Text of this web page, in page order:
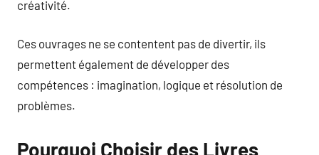
créativité.
Ces ouvrages ne se contentent pas de divertir, ils
permettent également de développer des
compétences : imagination, logique et résolution de
problèmes.
Pourquoi Choisir des Livres